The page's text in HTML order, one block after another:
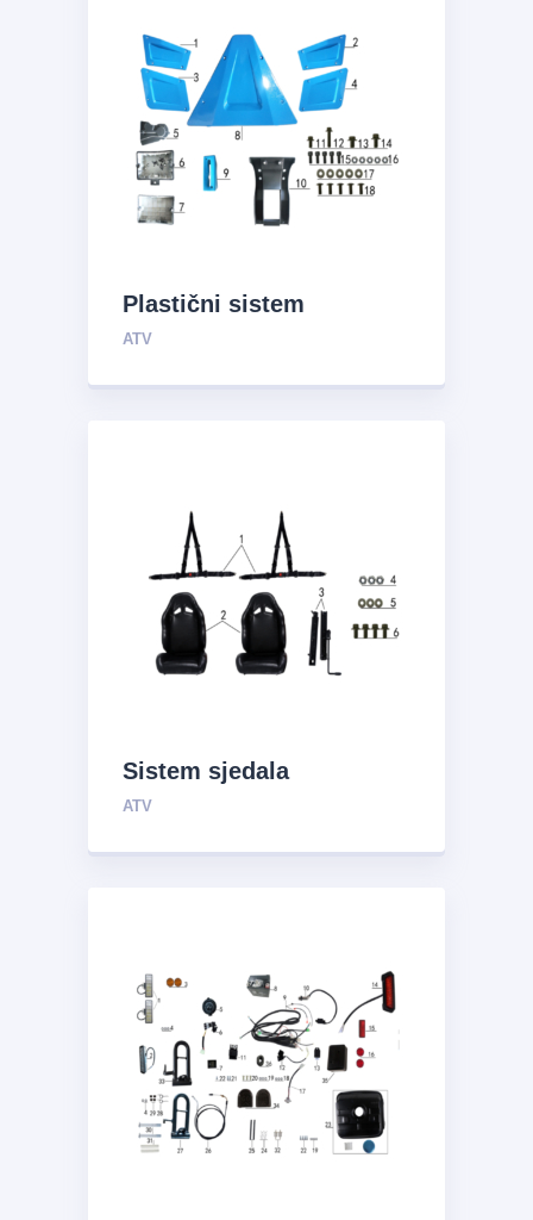
Plastični sistem
ATV
Sistem sjedala
ATV